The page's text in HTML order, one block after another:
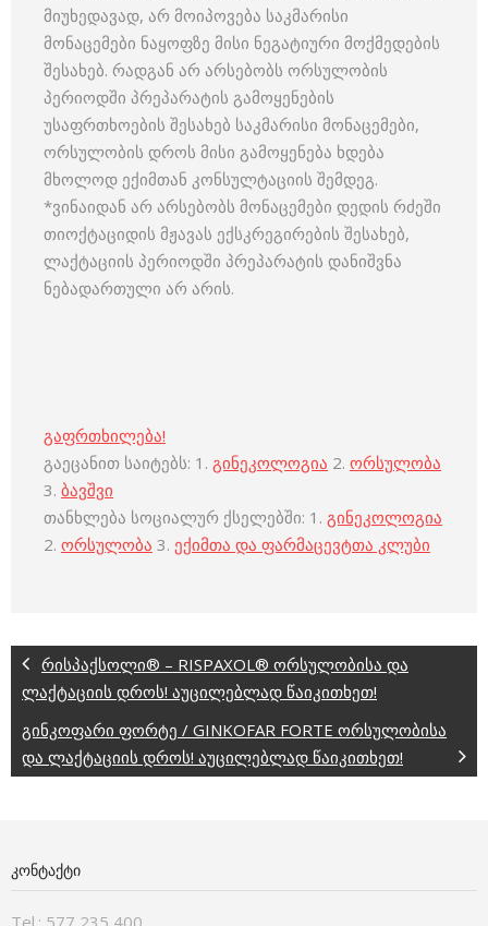
მიუხედავად, არ მოიპოვება საკმარისი
მონაცემები ნაყოფზე მისი ნეგატიური მოქმედების
შესახებ. რადგან არ არსებობს ორსულობის
პერიოდში პრეპარატის გამოყენების
უსაფრთხოების შესახებ საკმარისი მონაცემები,
ორსულობის დროს მისი გამოყენება ხდება
მხოლოდ ექიმთან კონსულტაციის შემდეგ.
*ვინაიდან არ არსებობს მონაცემები დედის რძეში
თიოქტაციდის მჟავას ექსკრეგირების შესახებ,
ლაქტაციის პერიოდში პრეპარატის დანიშვნა
ნებადართული არ არის.
გაფრთხილება!
გაეცანით საიტებს: 1. გინეკოლოგია 2. ორსულობა
3. ბავშვი
თანხლება სოციალურ ქსელებში: 1. გინეკოლოგია
2. ორსულობა 3. ექიმთა და ფარმაცევტთა კლუბი
რისპაქსოლი® – RISPAXOL® ორსულობისა და
ლაქტაციის დროს! აუცილებლად წაიკითხეთ!
გინკოფარი ფორტე / GINKOFAR FORTE ორსულობისა
და ლაქტაციის დროს! აუცილებლად წაიკითხეთ!
ᲙᲝᲜᲢᲐᲥᲢᲘ
Tel.: 577 235 400